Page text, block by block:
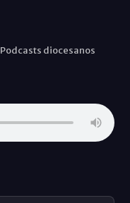
Podcasts diocesanos